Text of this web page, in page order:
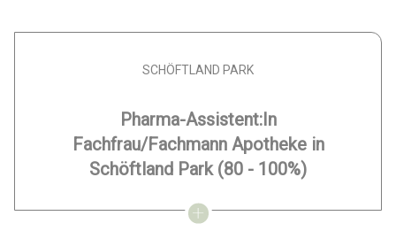
SCHÖFTLAND PARK
Pharma-Assistent:In
Fachfrau/Fachmann Apotheke in
Schöftland Park (80 - 100%)